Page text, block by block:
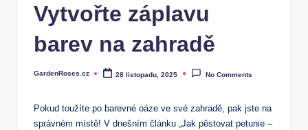
Vytvořte záplavu
barev na zahradě
Posted
GardenRoses.cz 28 listopadu, 2025 No Comments
Pokud toužíte po barevné oáze ve své zahradě, pak jste na
správném místě! V dnešním článku „Jak pěstovat petunie –